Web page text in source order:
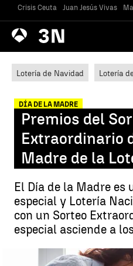
Crisis Ceuta Juan Jesús Vivas
Antena
3 Noticias
Lotería de Navidad Lotería
DÍA DE LA MADRE
Premios del
Extraordinario
Madre de la
El Día de la Madre es
especial y Lotería
con un Sorteo
especial asciende a